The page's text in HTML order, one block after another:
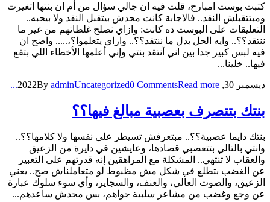
كتبت بوست امبارح، قلت فيه ان جالي سؤال من أم ان بنتها اتغيرت
ومبتتقبلش النقد.. فالاجابة كانت محدش بيتقبل النقد ولا بيحبه..
التعليقات على البوست ده كانت: وازاي نصلح غلطاتهم من غير ما
ننتقد؟؟.. وايه الحل بدل ما ننتقد؟؟.. وازاي يتعلموا؟،..... واضح ان
فيه لبس كبير جدا بين اني أنتقد بنتي وإني أعلمها الأخطاء اللي بتقع
فيها.. خلينا...
ديسمبر 30, 2022 By adminUncategorized0 CommentsRead more...
بنتك بتتصرف بعصبية مبالغ فيها؟؟
بنتك دايما عصبية؟؟.. مبتعرفش تسيطر على نفسها ولا كلامها؟؟..
وانتي بالتالي بتتعصبي قصادها، وعايشين في دايرة من الزعيق
والعقاب لا تنتهي.. المشكلة مع المراهقين إنه قدرتهم على التعبير
عن الغضب بتطلع في شكل مش مظبوط لو متعاملناش صح.. يعني
الزعيق، والصوت العالي، والعنف، والسجاير، وأي سوء سلوك عبارة
عن وجع وغضب من مشاعر سلبية جواهم، بس محدش ساعدهم...